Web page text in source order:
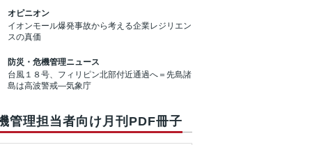
オピニオン
イオンモール爆発事故から考える企業レジリエン
スの真価
防災・危機管理ニュース
台風１８号、フィリピン北部付近通過へ＝先島諸
島は高波警戒―気象庁
管理担当者向け月刊PDF冊子